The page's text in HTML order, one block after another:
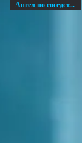
Ангел по соседст...